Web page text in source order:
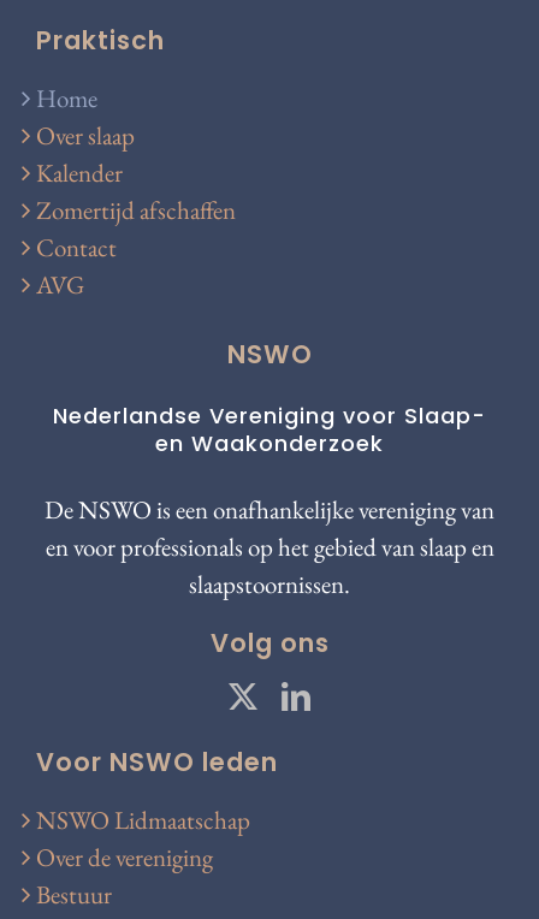
Praktisch
Home
Over slaap
Kalender
Zomertijd afschaffen
Contact
AVG
NSWO
Nederlandse Vereniging voor Slaap-
en Waakonderzoek
De NSWO is een onafhankelijke vereniging van
en voor professionals op het gebied van slaap en
slaapstoornissen.
Volg ons
Voor NSWO leden
NSWO Lidmaatschap
Over de vereniging
Bestuur